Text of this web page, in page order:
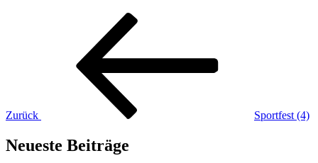
Beitragsnavigation
Zurück Sportfest (4)
Neueste Beiträge